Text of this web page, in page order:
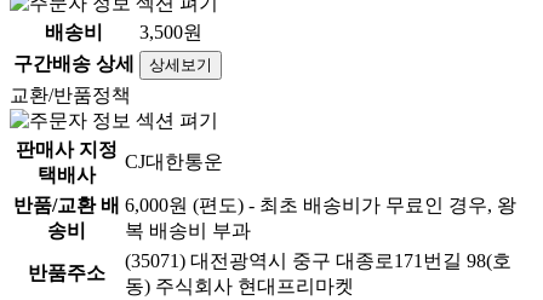
배송비
3,500원
구간배송 상세
상세보기
교환/반품정책
판매사 지정
택배사
CJ대한통운
반품/교환 배
송비
6,000원 (편도) - 최초 배송비가 무료인 경우, 왕
복 배송비 부과
반품주소
(35071) 대전광역시 중구 대종로171번길 98(호
동) 주식회사 현대프리마켓